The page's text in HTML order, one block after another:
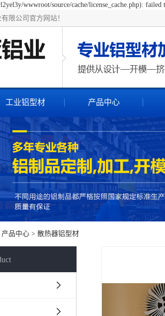
wwwroot/source/cache/license_cache.php):
限公司官方网站！
工业铝型材 产品中心
产品中心 > 散热器铝型材